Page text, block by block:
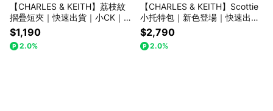
【CHARLES & KEITH】荔枝紋
摺疊短夾｜快速出貨｜小CK｜官
方直營
$1,190
2.0%
【CHARLES & KEITH】Scottie
小托特包｜新色登場｜快速出貨
｜小CK｜官方直營
$2,790
2.0%